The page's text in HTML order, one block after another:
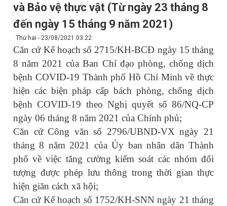
và Bảo vệ thực vật (Từ ngày 23 tháng 8
đến ngày 15 tháng 9 năm 2021)
Thứ hai - 23/08/2021 03:22
Căn cứKế hoạch số 2715/KH-BCĐ ngày 15 tháng
8 năm 2021 củaBan Chỉ đạo phòng, chống dịch
bệnh COVID-19 Thành phố Hồ Chí Minh về thực
hiện các biện pháp cấp bách phòng, chống dịch
bệnh COVID-19 theo Nghị quyết số 86/NQ-CP
ngày 06 tháng 8 năm 2021 của Chính phủ;
Căn cứCông văn số 2796/UBND-VX ngày 21
tháng 8 năm 2021 củaỦy ban nhân dân Thành
phố về việc tăng cường kiểm soát các nhóm đối
tượng được phép lưu thông trong thời gian thực
hiện giãn cách xã hội;
Căn cứ Kế hoạch số 1752/KH-SNN ngày 21 tháng